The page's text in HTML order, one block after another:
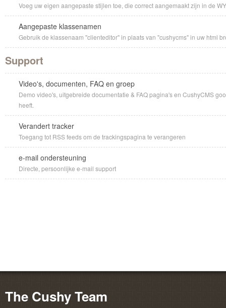
Voeg uw eigen aangepaste stijlen toe, die correct aangemaakt zijn in de
Aangepaste klassenamen
Gebruik de klassenaam "clienteditor" in plaats van "cushycms" in uw html
Support
Video's, documenten, FAQ en groep
Demo video's, uitgebreide documentatie & FAQ pagina's en CushyCMS
heeft.
Verandert tracker
Toegang tot RSS feeds om de trackingspagina te verangeren
e-mail ondersteuning
Directe, persoonlijke e-mail support
The Cushy Team